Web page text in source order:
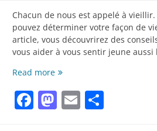
Chacun de nous est appelé à vieillir.
pouvez déterminer votre façon de
article, vous découvrirez des
vous aider à vous sentir jeune
Read moreLes
naturels
contre
Facebook
Mastodon
Email